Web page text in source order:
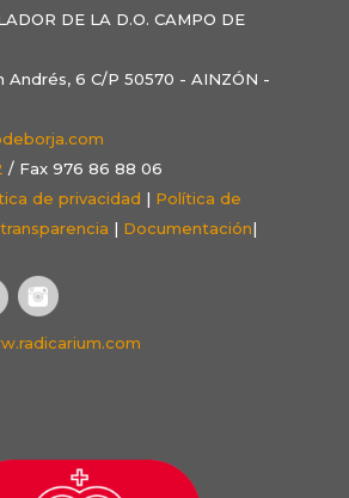
DE LA D.O. CAMPO DE
Andrés, 6 C/P 50570 - AINZÓN -
/ Fax 976 86 88 06
de privacidad | Política de
| Documentación|